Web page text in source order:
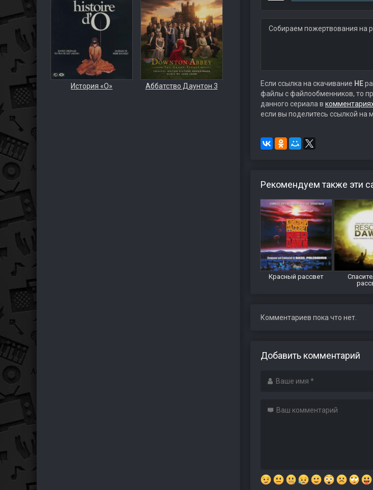
История «О» Аббатство Даунтон 3
Собираем пожертвования на
Если ссылка на скачивание НЕ
файлы с файлообменников, то
данного сериала в
если вы поделитесь ссылкой на
Рекомендуем также эти
Красный рассвет
Комментариев пока что нет.
Добавить комментарий